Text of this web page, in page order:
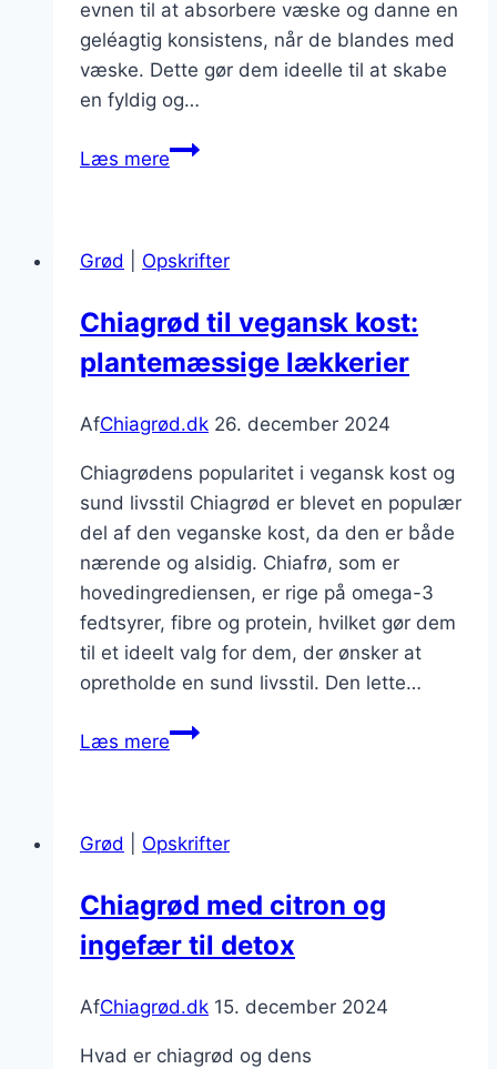
evnen til at absorbere væske og danne en
geléagtig konsistens, når de blandes med
væske. Dette gør dem ideelle til at skabe
en fyldig og…
Læs mereChiagrød
kokosflager
Grød Opskrifter
Chiagrød til vegansk kost:
plantemæssige lækkerier
AfChiagrød.dk 26. december 2024
Chiagrødens popularitet i vegansk kost og
sund livsstil Chiagrød er blevet en populær
del af den veganske kost, da den er både
nærende og alsidig. Chiafrø, som er
hovedingrediensen, er rige på omega-3
fedtsyrer, fibre og protein, hvilket gør dem
til et ideelt valg for dem, der ønsker at
opretholde en sund livsstil. Den lette…
Læs mereChiagrød
plantemæssige
Grød Opskrifter
Chiagrød med citron og
ingefær til detox
AfChiagrød.dk 15. december 2024
Hvad er chiagrød og dens